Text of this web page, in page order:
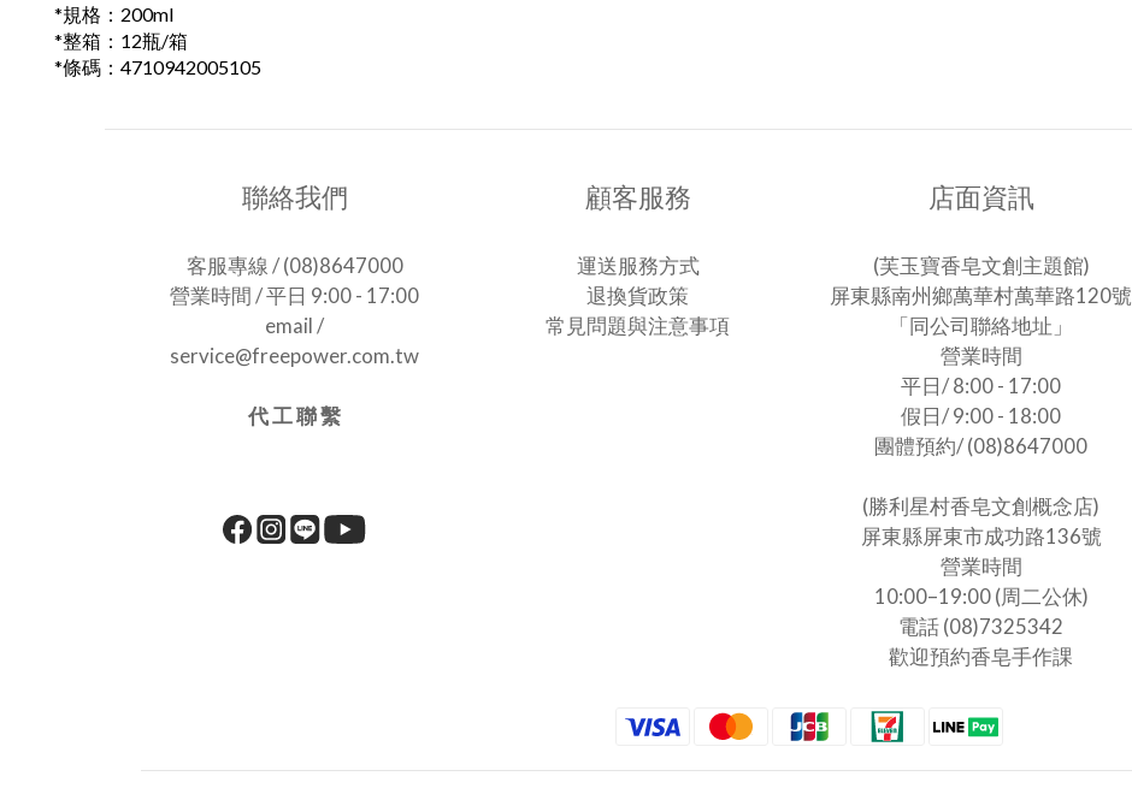
*規格：200ml
*整箱：12瓶/箱
*條碼：4710942005105
聯絡我們
客服專線 / (08)8647000
營業時間 / 平日 9:00 - 17:00
email /
service@freepower.com.tw
代 工 聯 繫
顧客服務
運送服務方式
退換貨政策
常見問題與注意事項
店面資訊
(芙玉寶香皂文創主題館)
屏東縣南州鄉萬華村萬華路120號
「同公司聯絡地址」
營業時間
平日/ 8:00 - 17:00
假日/ 9:00 - 18:00
團體預約/ (08)8647000
(勝利星村香皂文創概念店)
屏東縣屏東市成功路136號
營業時間
10:00–19:00 (周二公休)
電話 (08)7325342
歡迎預約香皂手作課